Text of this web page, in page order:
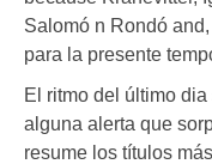
Salomó n Rondó
para la presente
El ritmo del último
alguna alerta que
resume los títulos